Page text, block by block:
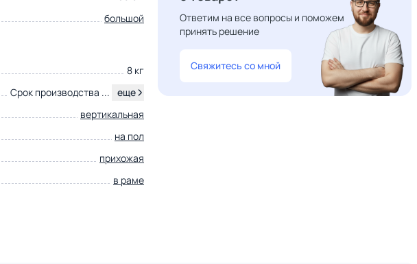
большой
8 кг
Срок производства ... еще
вертикальная
на пол
прихожая
в раме
Ответим на все вопросы и поможем
принять решение
Свяжитесь со мной